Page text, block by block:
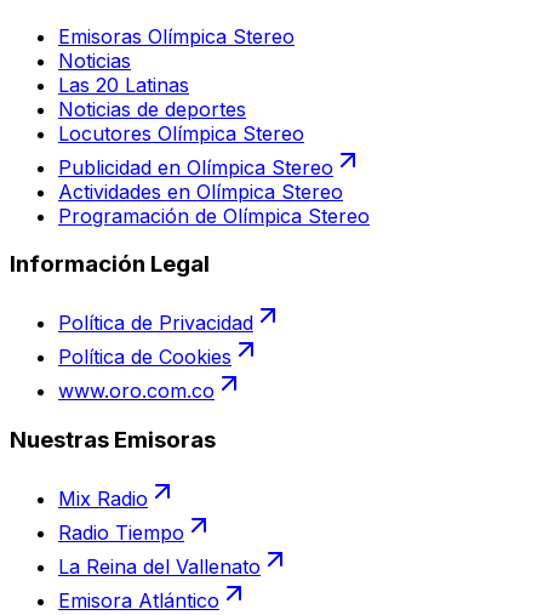
Emisoras Olímpica Stereo
Noticias
Las 20 Latinas
Noticias de deportes
Locutores Olímpica Stereo
Publicidad en Olímpica Stereo
Actividades en Olímpica Stereo
Programación de Olímpica Stereo
Información Legal
Política de Privacidad
Política de Cookies
www.oro.com.co
Nuestras Emisoras
Mix Radio
Radio Tiempo
La Reina del Vallenato
Emisora Atlántico